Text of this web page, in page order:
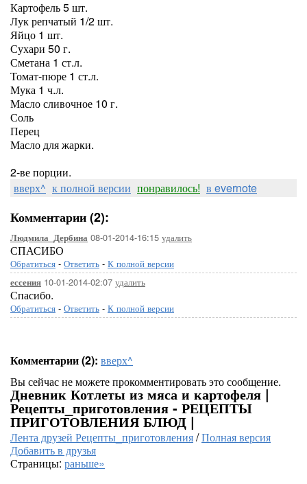
Картофель 5 шт.
Лук репчатый 1/2 шт.
Яйцо 1 шт.
Сухари 50 г.
Сметана 1 ст.л.
Томат-пюре 1 ст.л.
Мука 1 ч.л.
Масло сливочное 10 г.
Соль
Перец
Масло для жарки.
2-ве порции.
вверх^ к полной версии понравилось! в evernote
Комментарии (2):
Людмила_Дербина 08-01-2014-16:15 удалить
СПАСИБО
Обратиться - Ответить - К полной версии
ессения 10-01-2014-02:07 удалить
Спасибо.
Обратиться - Ответить - К полной версии
Комментарии (2): вверх^
Вы сейчас не можете прокомментировать это сообщение.
Дневник Котлеты из мяса и картофеля |
Рецепты_приготовления - РЕЦЕПТЫ
ПРИГОТОВЛЕНИЯ БЛЮД |
Лента друзей Рецепты_приготовления/Полная версия
Добавить в друзья
Страницы: раньше»